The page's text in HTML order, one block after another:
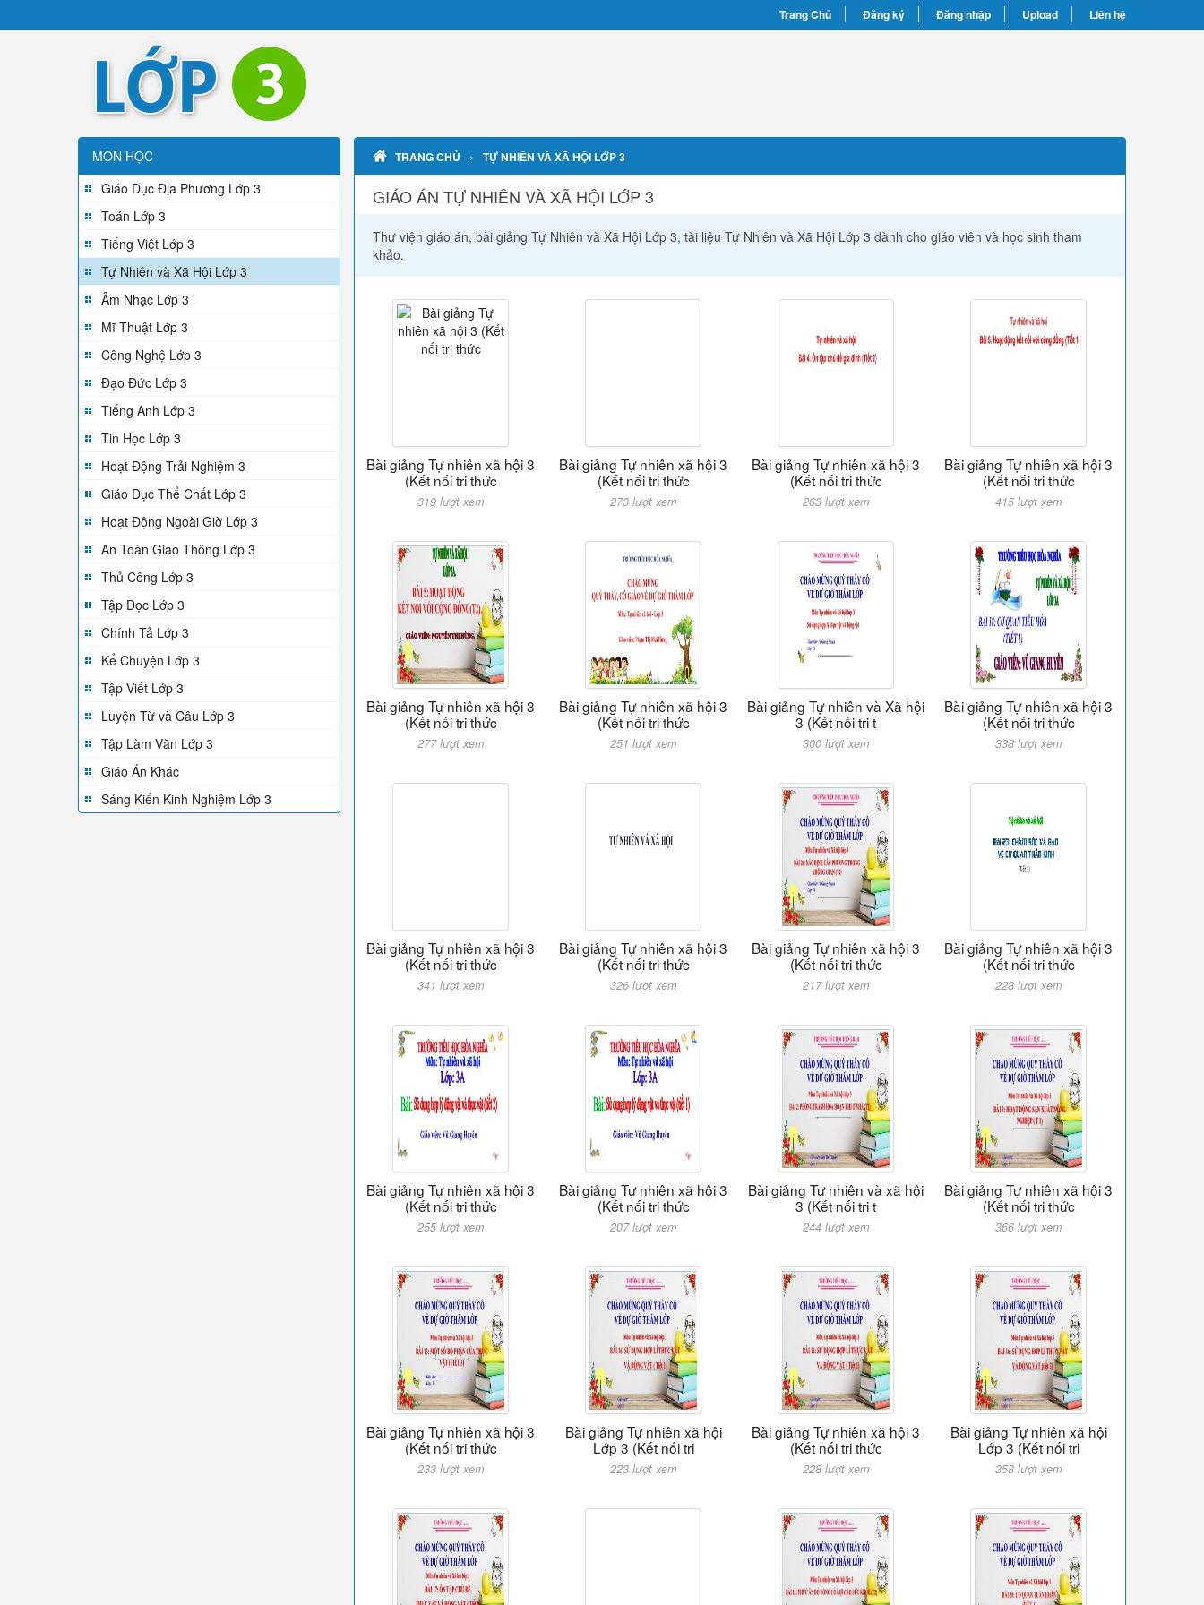
Trang Chủ Đăng ký Đăng nhập Upload Liên hệ
MÔN HỌC
Giáo Dục Địa Phương Lớp 3
Toán Lớp 3
Tiếng Việt Lớp 3
Tự Nhiên và Xã Hội Lớp 3
Âm Nhạc Lớp 3
Mĩ Thuật Lớp 3
Công Nghệ Lớp 3
Đạo Đức Lớp 3
Tiếng Anh Lớp 3
Tin Học Lớp 3
Hoạt Động Trải Nghiệm 3
Giáo Dục Thể Chất Lớp 3
Hoạt Động Ngoài Giờ Lớp 3
An Toàn Giao Thông Lớp 3
Thủ Công Lớp 3
Tập Đọc Lớp 3
Chính Tả Lớp 3
Kể Chuyện Lớp 3
Tập Viết Lớp 3
Luyện Từ và Câu Lớp 3
Tập Làm Văn Lớp 3
Giáo Án Khác
Sáng Kiến Kinh Nghiệm Lớp 3
TRANG CHỦ › TỰ NHIÊN VÀ XÃ HỘI LỚP 3
GIÁO ÁN TỰ NHIÊN VÀ XÃ HỘI LỚP 3
Thư viện giáo án, bài giảng Tự Nhiên và Xã Hội Lớp 3, tài liệu Tự Nhiên và Xã Hội Lớp 3 dành cho giáo viên và học sinh tham
khảo.
Bài giảng Tự nhiên xã hội 3
(Kết nối tri thức
319 lượt xem
Bài giảng Tự nhiên xã hội 3
(Kết nối tri thức
273 lượt xem
Bài giảng Tự nhiên xã hội 3
(Kết nối tri thức
263 lượt xem
Bài giảng Tự nhiên xã hội 3
(Kết nối tri thức
415 lượt xem
Bài giảng Tự nhiên xã hội 3
(Kết nối tri thức
277 lượt xem
Bài giảng Tự nhiên xã hội 3
(Kết nối tri thức
251 lượt xem
Bài giảng Tự nhiên và Xã hội
3 (Kết nối tri t
300 lượt xem
Bài giảng Tự nhiên xã hội 3
(Kết nối tri thức
338 lượt xem
Bài giảng Tự nhiên xã hội 3
(Kết nối tri thức
341 lượt xem
Bài giảng Tự nhiên xã hội 3
(Kết nối tri thức
326 lượt xem
Bài giảng Tự nhiên xã hội 3
(Kết nối tri thức
217 lượt xem
Bài giảng Tự nhiên xã hội 3
(Kết nối tri thức
228 lượt xem
Bài giảng Tự nhiên xã hội 3
(Kết nối tri thức
255 lượt xem
Bài giảng Tự nhiên xã hội 3
(Kết nối tri thức
207 lượt xem
Bài giảng Tự nhiên và xã hội
3 (Kết nối tri t
244 lượt xem
Bài giảng Tự nhiên xã hội 3
(Kết nối tri thức
366 lượt xem
Bài giảng Tự nhiên xã hội 3
(Kết nối tri thức
233 lượt xem
Bài giảng Tự nhiên xã hội
Lớp 3 (Kết nối tri
223 lượt xem
Bài giảng Tự nhiên xã hội 3
(Kết nối tri thức
228 lượt xem
Bài giảng Tự nhiên xã hội
Lớp 3 (Kết nối tri
358 lượt xem